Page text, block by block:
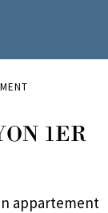
1ER
appartement